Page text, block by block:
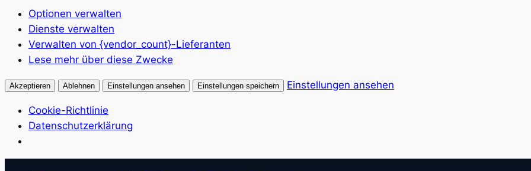
Optionen verwalten
Dienste verwalten
Verwalten von {vendor_count}-Lieferanten
Lese mehr über diese Zwecke
Akzeptieren Ablehnen Einstellungen ansehen Einstellungen speichern Einstellungen ansehen
Cookie-Richtlinie
Datenschutzerklärung